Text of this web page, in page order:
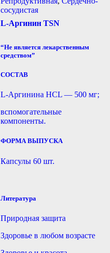
сосудистая
L-Аргинин TSN
“Не является лекарственным
средством”
СОСТАВ
L-Аргинина HCL — 500 мг;
вспомогательные
компоненты.
ФОРМА ВЫПУСКА
Капсулы 60 шт.
Литература
Природная защита
Здоровье в любом возрасте